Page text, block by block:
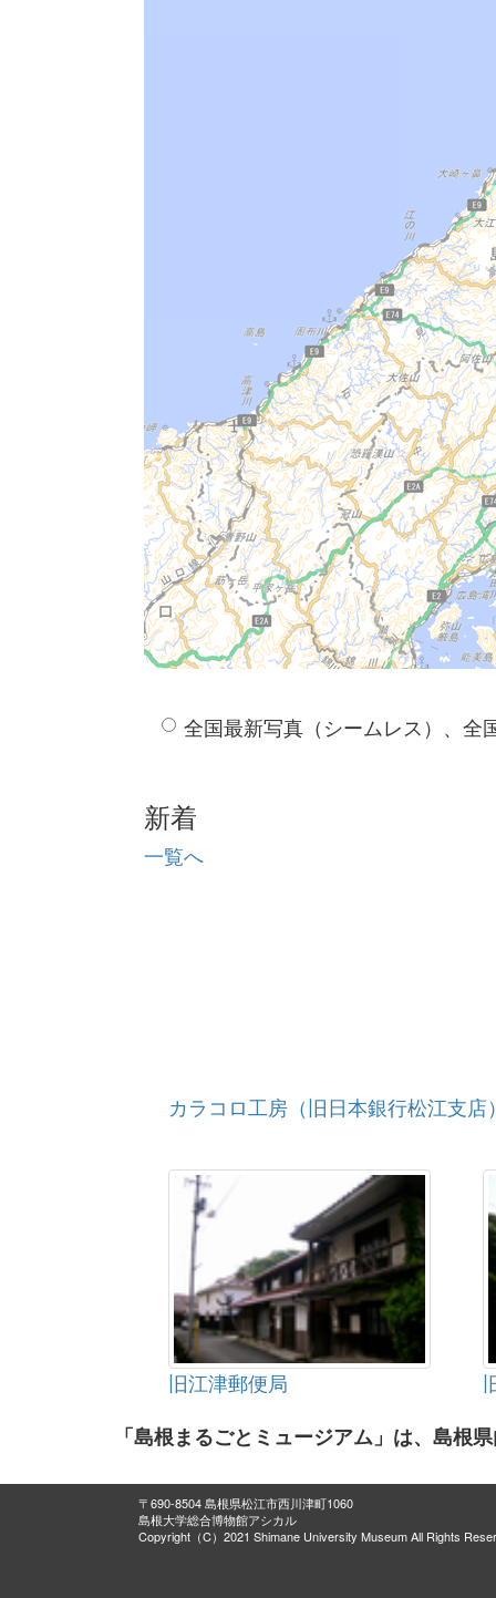
全国最新写真（シームレス）、全
新着
一覧へ
カラコロ工房（旧日本銀行松江支店
旧江津郵便局
「島根まるごとミュージアム」は、島根
〒690-8504 島根県松江市西川津町1060
島根大学総合博物館アシカル
Copyright（C）2021 Shimane University Museum All Rights